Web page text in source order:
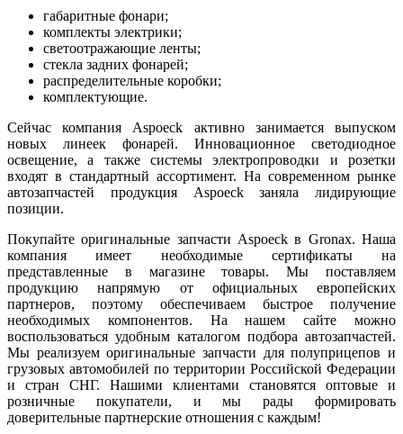
габаритные фонари;
комплекты электрики;
светоотражающие ленты;
стекла задних фонарей;
распределительные коробки;
комплектующие.
Сейчас компания Aspoeck активно занимается выпуском
новых линеек фонарей. Инновационное светодиодное
освещение, а также системы электропроводки и розетки
входят в стандартный ассортимент. На современном рынке
автозапчастей продукция Aspoeck заняла лидирующие
позиции.
Покупайте оригинальные запчасти Aspoeck в Gronax. Наша
компания имеет необходимые сертификаты на
представленные в магазине товары. Мы поставляем
продукцию напрямую от официальных европейских
партнеров, поэтому обеспечиваем быстрое получение
необходимых компонентов. На нашем сайте можно
воспользоваться удобным каталогом подбора автозапчастей.
Мы реализуем оригинальные запчасти для полуприцепов и
грузовых автомобилей по территории Российской Федерации
и стран СНГ. Нашими клиентами становятся оптовые и
розничные покупатели, и мы рады формировать
доверительные партнерские отношения с каждым!